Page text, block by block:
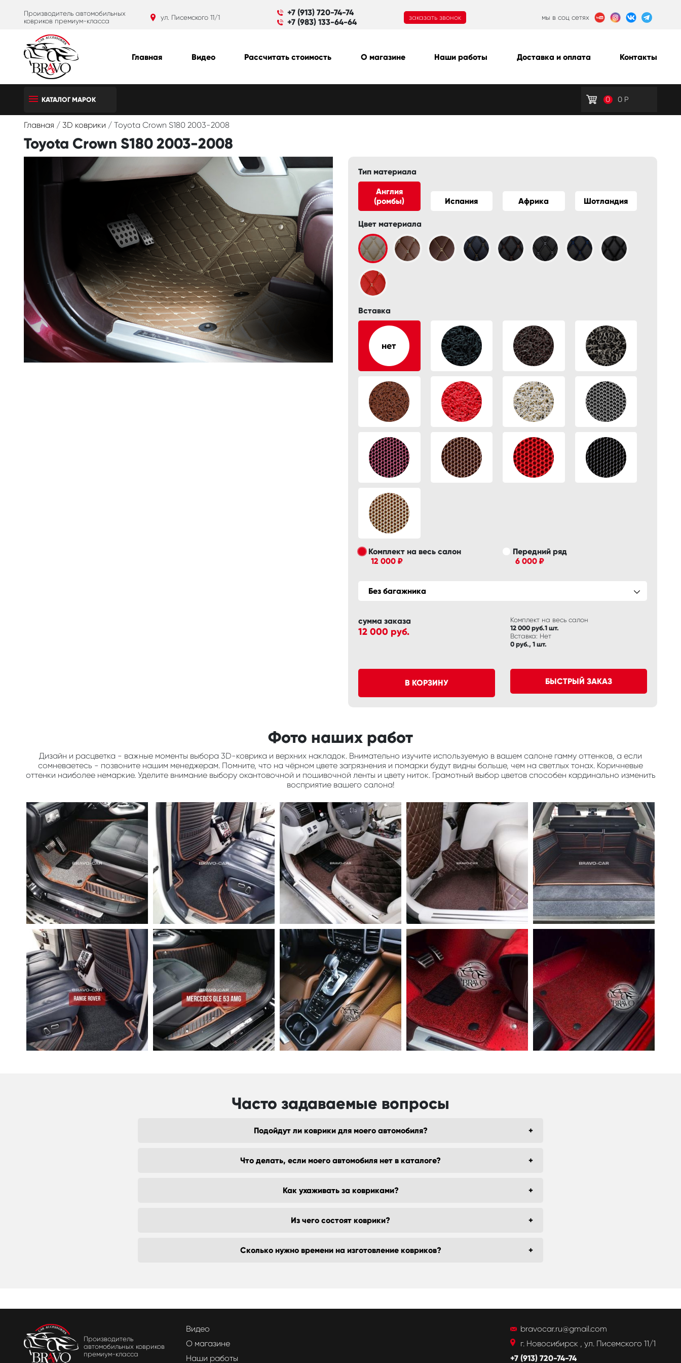
Производитель автомобильных
ковриков премиум-класса
ул. Писемского 11/1
+7 (913) 720-74-74
+7 (983) 133-64-64
заказать звонок мы в соц сетях
Главная Видео Рассчитать стоимость О магазине Наши работы Доставка и оплата Контакты
КАТАЛОГ МАРОК 0 0 Р
Главная / 3D коврики / Toyota Crown S180 2003-2008
Toyota Crown S180 2003-2008
Тип материала
Англия
(ромбы)
Испания Африка Шотландия
Цвет материала
Вставка
Комплект на весь салон
12 000 ₽
Передний ряд
6 000 ₽
Без багажника
сумма заказа
12 000 руб.
Комплект на весь салон
12 000 руб.1 шт.
Вставка: Нет
0 руб., 1 шт.
В КОРЗИНУ БЫСТРЫЙ ЗАКАЗ
Фото наших работ
Дизайн и расцветка - важные моменты выбора 3D-коврика и верхних накладок. Внимательно изучите используемую в вашем салоне гамму оттенков, а если
сомневаетесь - позвоните нашим менеджерам. Помните, что на чёрном цвете загрязнения и помарки будут видны больше, чем на светлых тонах. Коричневые
оттенки наиболее немаркие. Уделите внимание выбору окантовочной и пошивочной ленты и цвету ниток. Грамотный выбор цветов способен кардинально изменить
восприятие вашего салона!
Часто задаваемые вопросы
Подойдут ли коврики для моего автомобиля?
Что делать, если моего автомобиля нет в каталоге?
Как ухаживать за ковриками?
Из чего состоят коврики?
Сколько нужно времени на изготовление ковриков?
Производитель
автомобильных ковриков
премиум-класса
Видео
О магазине
Наши работы
bravocar.ru@gmail.com
г. Новосибирск , ул. Писемского 11/1
+7 (913) 720-74-74